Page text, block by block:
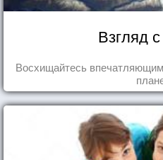
Взгляд
Восхищайтесь